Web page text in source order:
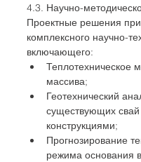
4.3. Научно-
Проектные решения
комплексного научно-
включающего:
Теплотехническое
массива;
Геотехнический
существующих
конструкциями;
Прогнозирование
режима основания